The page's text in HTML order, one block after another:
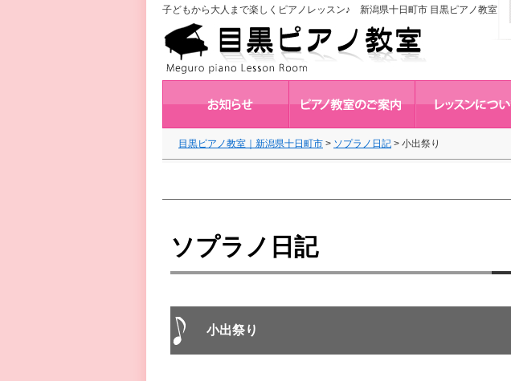
子どもから大人まで楽しくピアノレッスン♪ 新潟県十日町市 目黒ピアノ教室
目黒ピアノ教室｜新潟県十日町市 > ソプラノ日記 > 小出祭り
ソプラノ日記
小出祭り